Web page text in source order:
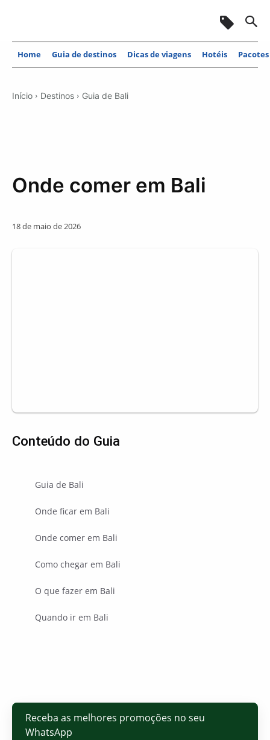
Home Guia de destinos Dicas de viagens Hotéis Pacotes
Início Destinos Guia de Bali
Onde comer em Bali
18 de maio de 2026
Conteúdo do Guia
Guia de Bali
Onde ficar em Bali
Onde comer em Bali
Como chegar em Bali
O que fazer em Bali
Quando ir em Bali
Receba as melhores promoções no seu
WhatsApp